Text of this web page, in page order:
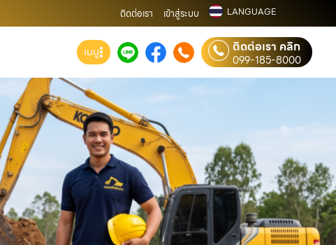
ติดต่อเรา เข้าสู่ระบบ LANGUAGE
เมนู ติดต่อเรา คลิก
099-185-8000